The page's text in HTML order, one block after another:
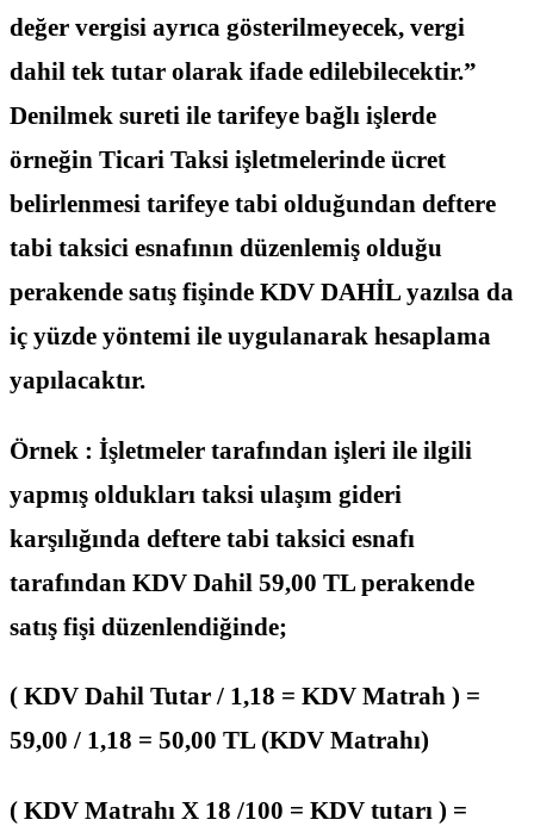
değer vergisi ayrıca gösterilmeyecek, vergi
dahil tek tutar olarak ifade edilebilecektir.”
Denilmek sureti ile tarifeye bağlı işlerde
örneğin Ticari Taksi işletmelerinde ücret
belirlenmesi tarifeye tabi olduğundan deftere
tabi taksici esnafının düzenlemiş olduğu
perakende satış fişinde KDV DAHİL yazılsa da
iç yüzde yöntemi ile uygulanarak hesaplama
yapılacaktır.
Örnek : İşletmeler tarafından işleri ile ilgili
yapmış oldukları taksi ulaşım gideri
karşılığında deftere tabi taksici esnafı
tarafından KDV Dahil 59,00 TL perakende
satış fişi düzenlendiğinde;
( KDV Dahil Tutar / 1,18 = KDV Matrah ) =
59,00 / 1,18 = 50,00 TL (KDV Matrahı)
( KDV Matrahı X 18 /100 = KDV tutarı ) =